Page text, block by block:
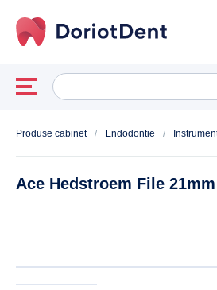
Caută
după:When autocomplete results are
Produse cabinet / Endodontie /
Ace Hedstroem File 21mm